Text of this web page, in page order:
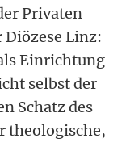
Privaten
Diözese Linz:
Einrichtung
selbst der
Schatz des
theologische,